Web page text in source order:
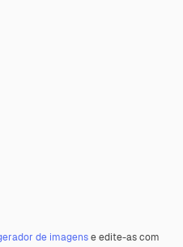
de imagense edite-as com